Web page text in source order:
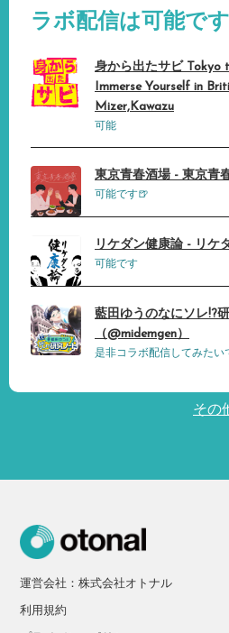
ラボ配信は可能で
身から出たサビ Tokyo
Immerse Yourself in
Mizer,Kawazu
可能
東京青春酒場 - 東京青
可能です🍺
リケダン健康論 - リケ
可能です
藍田ゆうのなにソレ!?
（@midemgen）
是非コラボ配信してみたい
その
運営会社：株式会社オトナル
利用規約